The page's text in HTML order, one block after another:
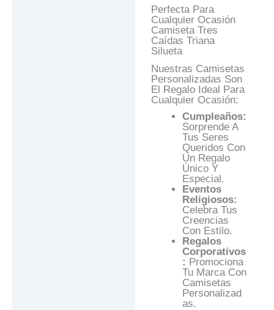
Perfecta Para
Cualquier Ocasión
Camiseta Tres
Caídas Triana
Silueta
Nuestras Camisetas
Personalizadas Son
El Regalo Ideal Para
Cualquier Ocasión:
Cumpleaños:
Sorprende A
Tus Seres
Queridos Con
Un Regalo
Único Y
Especial.
Eventos
Religiosos:
Celebra Tus
Creencias
Con Estilo.
Regalos
Corporativos
: Promociona
Tu Marca Con
Camisetas
Personalizad
As.